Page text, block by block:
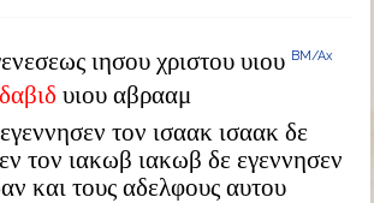
ιησου χριστου υιου BM/Ax
δαβιδ υιου αβρααμ
τον ισαακ ισαακ δε
τον ιακωβ ιακωβ δε εγεννησεν
και τους αδελφους αυτου